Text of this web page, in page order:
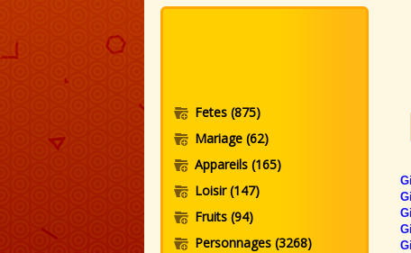
Fetes (875)
Mariage (62)
Appareils (165)
Loisir(147)
Fruits (94)
Personnages (3268)